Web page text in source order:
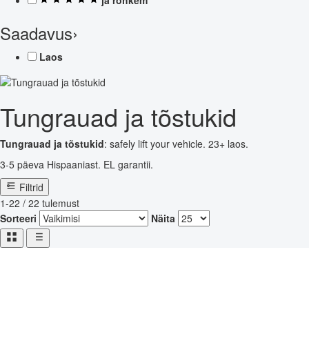
Saadavus›
Laos
Tungrauad ja tõstukid
Tungrauad ja tõstukid: safely lift your vehicle. 23+ laos.
3-5 päeva Hispaaniast. EL garantii.
Filtrid
1-22 / 22 tulemust
Sorteeri
Näita